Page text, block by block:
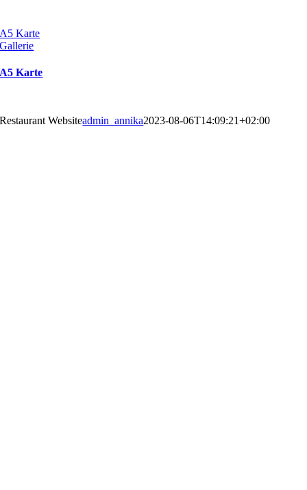
A5 Karte
Gallerie
A5 Karte
Restaurant Websiteadmin_annika2023-08-06T14:09:21+02:00